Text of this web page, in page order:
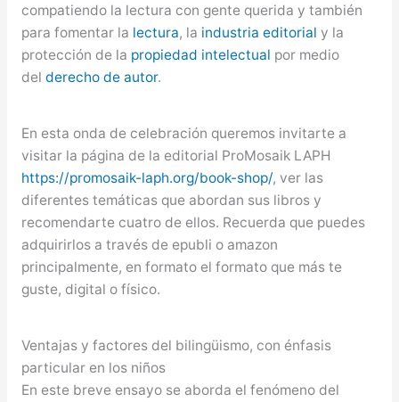
compatiendo la lectura con gente querida y también
para fomentar la lectura, la industria editorial y la
protección de la propiedad intelectual por medio
del derecho de autor.
En esta onda de celebración queremos invitarte a
visitar la página de la editorial ProMosaik LAPH
https://promosaik-laph.org/book-shop/, ver las
diferentes temáticas que abordan sus libros y
recomendarte cuatro de ellos. Recuerda que puedes
adquirirlos a través de epubli o amazon
principalmente, en formato el formato que más te
guste, digital o físico.
Ventajas y factores del bilingüismo, con énfasis
particular en los niños
En este breve ensayo se aborda el fenómeno del